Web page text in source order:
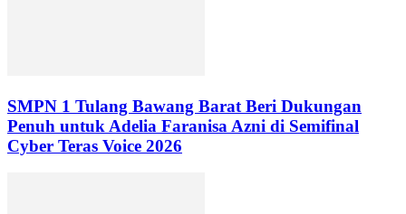
SMPN 1 Tulang Bawang Barat Beri Dukungan
Penuh untuk Adelia Faranisa Azni di Semifinal
Cyber Teras Voice 2026